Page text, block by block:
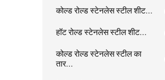
कोल्ड रोल्ड स्टेनलेस स्टील शीट...
हॉट रोल्ड स्टेनलेस स्टील शीट...
कोल्ड रोल्ड स्टेनलेस स्टील का
तार...